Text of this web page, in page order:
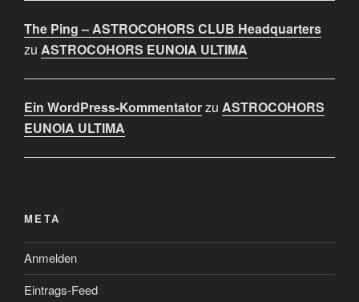
The Ping – ASTROCOHORS CLUB Headquarters
zu ASTROCOHORS EUNOIA ULTIMA
Ein WordPress-Kommentatorzu ASTROCOHORS
EUNOIA ULTIMA
META
Anmelden
Eintrags-Feed